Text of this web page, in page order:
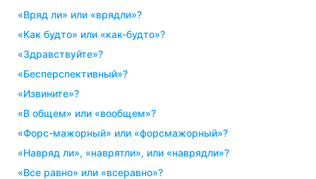
«вряд ли» или «врядли»?
«как будто» или «как-будто»?
«здравствуйте»?
«бесперспективный»?
«извините»?
«в общем» или «вообщем»?
«форс-мажорный» или «форсмажорный»?
«навряд ли», «наврятли», или «наврядли»?
«все равно» или «всеравно»?